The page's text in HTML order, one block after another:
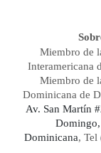
Miembro de
Interamericana
Miembro de
Dominicana de
Av. San Martín
Dominicana, Tel